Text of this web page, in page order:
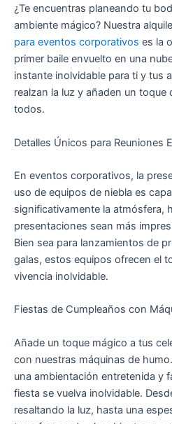
¿Te encuentras planeando tu
ambiente mágico? Nuestra
para eventos corporativos es la
primer baile envuelto en una
instante inolvidable para ti y tus
realzan la luz y añaden un toque
todos.
Detalles Únicos para Reuniones
En eventos corporativos, la
uso de equipos de niebla es
significativamente la atmósfera,
presentaciones sean más
Bien sea para lanzamientos de
galas, estos equipos ofrecen el
vivencia inolvidable.
Fiestas de Cumpleaños con
Añade un toque mágico a tus
con nuestras máquinas de
una ambientación entretenida y
fiesta se vuelva inolvidable.
resaltando la luz, hasta una